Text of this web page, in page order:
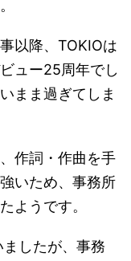
以降、TOKIOは
ュー25周年でし
まま過ぎてしま
作詞・作曲を手
いため、事務所
ようです。
したが、事務